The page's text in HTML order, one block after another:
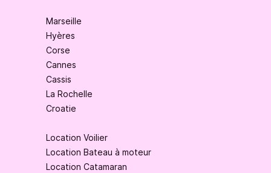
Marseille
Hyères
Corse
Cannes
Cassis
La Rochelle
Croatie
Location Voilier
Location Bateau à moteur
Location Catamaran